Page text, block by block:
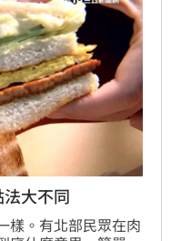
大不同
樣。有北部民眾在肉